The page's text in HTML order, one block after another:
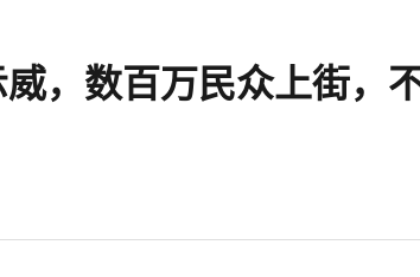
，数百万民众上街，